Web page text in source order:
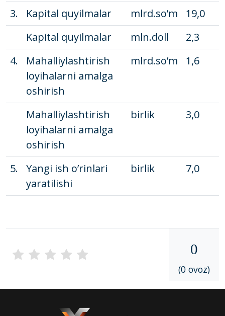
3. Kapital quyilmalar mlrd.so’m 19,0
Kapital quyilmalar
mln.doll 2,3
4.
Mahalliylashtirish
loyihalarni amalga
oshirish
mlrd.so’m 1,6
Mahalliylashtirish
loyihalarni amalga
oshirish
birlik 3,0
5.
Yangi ish o’rinlari
yaratilishi
birlik
7,0
0
(0 ovoz)